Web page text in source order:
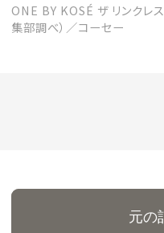
FOLLOW US
ONE BY KOSÉ ザ リンクレ
集部調べ）／コーセー
元の